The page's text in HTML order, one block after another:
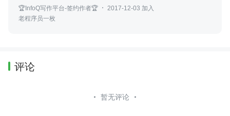
🏆InfoQ写作平台-签约作者🏆
2017-12-03 加入
老程序员一枚
评论
暂无评论